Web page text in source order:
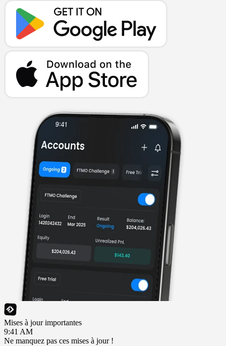
Mises à jour importantes
9:41 AM
Ne manquez pas ces mises à jour !